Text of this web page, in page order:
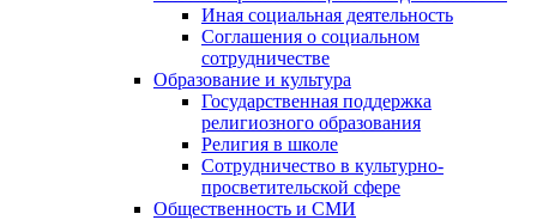
Иная социальная деятельность
Соглашения о социальном
сотрудничестве
Образование и культура
Государственная поддержка
религиозного образования
Религия в школе
Сотрудничество в культурно-
просветительской сфере
Общественность и СМИ